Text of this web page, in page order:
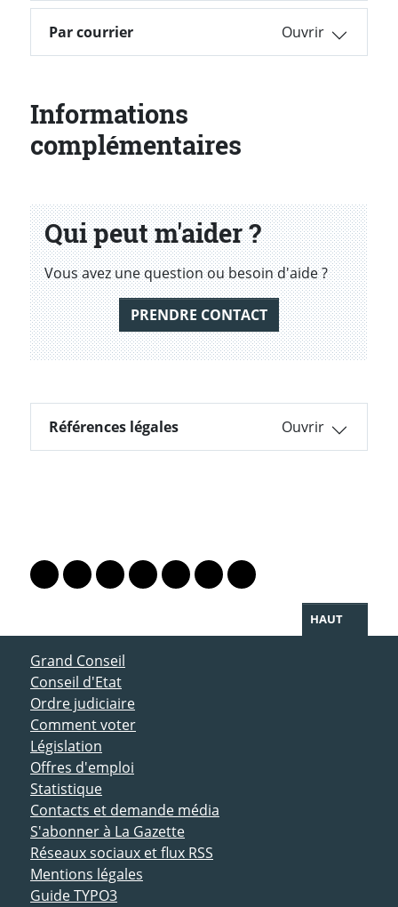
Par courrier
Informations
complémentaires
Qui peut m'aider ?
Vous avez une question ou besoin d'aide ?
PRENDRE CONTACT
Références légales
Références légales
Lien vers le profil Mastodon
Lien vers le profil Bluesky
Lien vers le profil Instagram
Lien vers le profil Linkedin
Lien vers le profil Facebook
Lien vers le profil Twitter
Partager par WhatsApp
HAUT
ACCÈS DIRECT
Grand Conseil
Conseil d'Etat
Ordre judiciaire
Comment voter
Législation
Offres d'emploi
Statistique
Contacts et demande média
S'abonner à La Gazette
Réseaux sociaux et flux RSS
Mentions légales
Guide TYPO3